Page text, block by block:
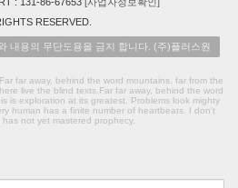
RESERVED.
내용의 무단도용을 금지 합니다. (주)플러스원
far away, behind the word mountains, far from the
live the blind texts.Far far away, behind the word
is exploration at its greatest. Problems look mighty
human has a finite number of heartbeats. I don't
not yet mastered prophecy.